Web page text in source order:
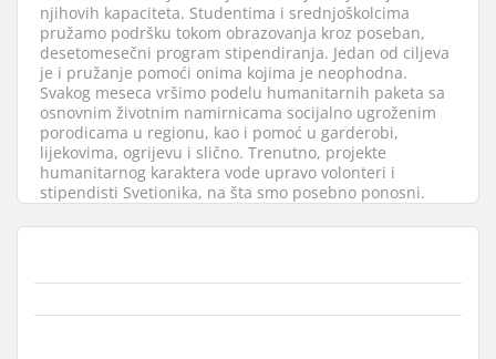
njihovih kapaciteta. Studentima i srednjoškolcima
pružamo podršku tokom obrazovanja kroz poseban,
desetomesečni program stipendiranja. Jedan od ciljeva
je i pružanje pomoći onima kojima je neophodna.
Svakog meseca vršimo podelu humanitarnih paketa sa
osnovnim životnim namirnicama socijalno ugroženim
porodicama u regionu, kao i pomoć u garderobi,
lijekovima, ogrijevu i slično. Trenutno, projekte
humanitarnog karaktera vode upravo volonteri i
stipendisti Svetionika, na šta smo posebno ponosni.